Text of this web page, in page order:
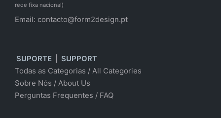
rede fixa nacional)
Email: contacto@form2design.pt
SUPORTE
SUPPORT
Todas as Categorias / All Categories
Sobre Nós / About Us
Perguntas Frequentes / FAQ